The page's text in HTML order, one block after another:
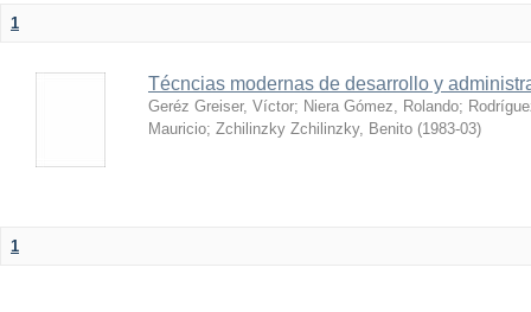
1
Técncias modernas de desarrollo y
Geréz Greiser, Víctor; Niera Gómez, Rolando;
Mauricio; Zchilinzky Zchilinzky, Benito (1983-03)
1